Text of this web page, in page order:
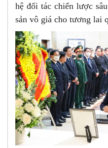
hệ đối tác chiến lược
sản vô giá cho tương lai